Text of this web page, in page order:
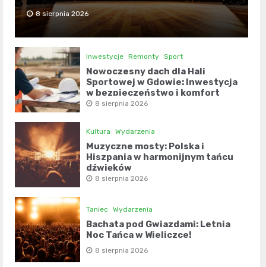
8 sierpnia 2026
Inwestycje Remonty Sport
Nowoczesny dach dla Hali
Sportowej w Gdowie: Inwestycja
w bezpieczeństwo i komfort
8 sierpnia 2026
Kultura Wydarzenia
Muzyczne mosty: Polska i
Hiszpania w harmonijnym tańcu
dźwięków
8 sierpnia 2026
Taniec Wydarzenia
Bachata pod Gwiazdami: Letnia
Noc Tańca w Wieliczce!
8 sierpnia 2026